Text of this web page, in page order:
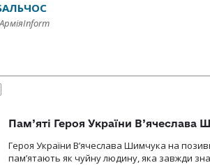
Пам’яті Героя України
Героя України В’ячеслава Шимчука на
пам’ятають як чуйну людину, яка завжди